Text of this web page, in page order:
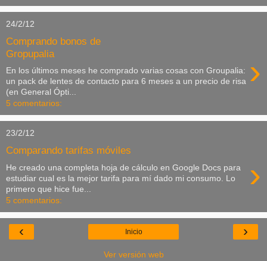
24/2/12
Comprando bonos de
Gropupalia
›
En los últimos meses he comprado varias cosas con Groupalia:
un pack de lentes de contacto para 6 meses a un precio de risa
(en General Ópti...
5 comentarios:
23/2/12
Comparando tarifas móviles
›
He creado una completa hoja de cálculo en Google Docs para
estudiar cual es la mejor tarifa para mí dado mi consumo. Lo
primero que hice fue...
5 comentarios:
‹ ›
Inicio
Ver versión web